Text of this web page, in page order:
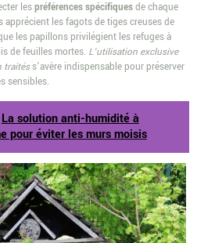
lespréférences spécifiquesde chaque
apprécient les fagots de tiges creuses de
les papillons privilégient les refuges à
de feuilles mortes. L’utilisation exclusive
traitéss’avère indispensable pour préserver
sensibles.
La solution anti-humidité à
pour éviter les murs moisis